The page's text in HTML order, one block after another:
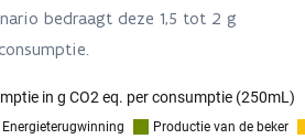
bedraagt deze 1,5 tot 2 g